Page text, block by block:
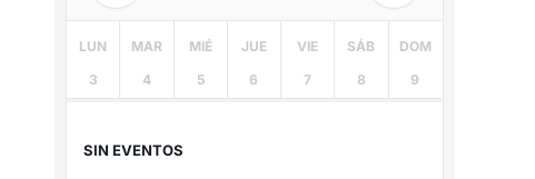
LUN
3
MAR
4
MIÉ
5
JUE
6
VIE
7
SÁB
8
DOM
9
SIN EVENTOS